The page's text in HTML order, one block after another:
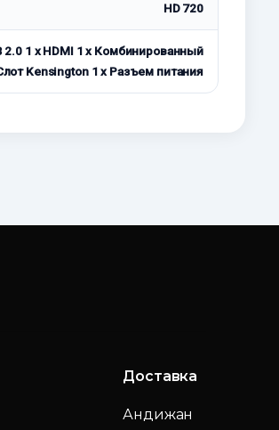
HD 720
2.0 1 x HDMI 1 x Комбинированный
Kensington 1 x Разъем питания
Доставка
Андижан